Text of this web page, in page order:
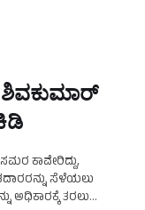
ಶಿವಕುಮಾರ್
ಕಾವೇರಿದ್ದು,
ಸೆಳೆಯಲು
ಅಧಿಕಾರಕ್ಕೆ ತರಲು